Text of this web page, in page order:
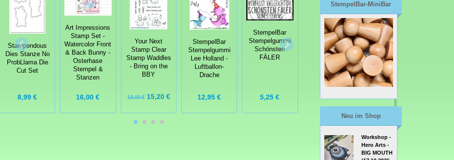
Stampendous
Dies Stanze No
ProbLlama Die
Cut Set
8,99 €
Art Impressions
Stamp Set -
Watercolor Front
& Back Bunny -
Osterhase
Stempel &
Stanzen
16,00 €
Your Next
Stamp Clear
Stamp Waddles
- Bring on the
BBY
19,00 €15,20 €
StempelBar
Stempelgummi
Lee Holland -
Luftballon-
Drache
12,95 €
StempelBar
Stempelgummi
Schönsten
FÄLER
5,25 €
StempelBar
Stempelgummi
Ich will Konfetti
5,00 €
StempelBar
Clear Stamps -
Surf-Bär
10,00 €
StempelBar-MiniBar
Neu im Shop
Workshop -
Hero Arts -
BIG MOUTH